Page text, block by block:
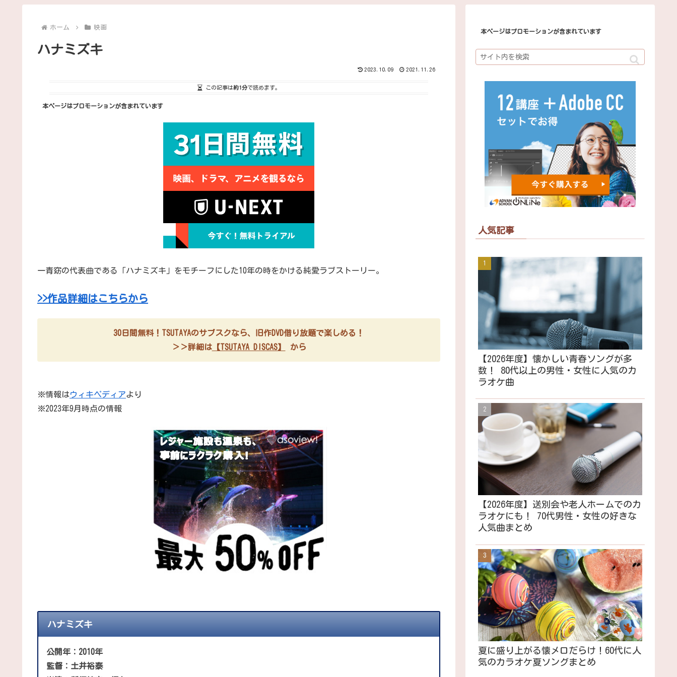
ホーム 映画
ハナミズキ
2023.10.09 2021.11.26
この記事は約1分で読めます。
本ページはプロモーションが含まれています
一青窈の代表曲である「ハナミズキ」をモチーフにした10年の時をかける純愛ラブストーリー。
>>作品詳細はこちらから
30日間無料！TSUTAYAのサブスクなら、旧作DVD借り放題で楽しめる！
＞＞詳細は【TSUTAYA DISCAS】 から
※情報はウィキペディアより
※2023年9月時点の情報
ハナミズキ
公開年：2010年
監督：土井裕泰
本ページはプロモーションが含まれています
人気記事
【2026年度】懐かしい青春ソングが多
数！ 80代以上の男性・女性に人気のカ
ラオケ曲
【2026年度】送別会や老人ホームでのカ
ラオケにも！ 70代男性・女性の好きな
人気曲まとめ
夏に盛り上がる懐メロだらけ！60代に人
気のカラオケ夏ソングまとめ